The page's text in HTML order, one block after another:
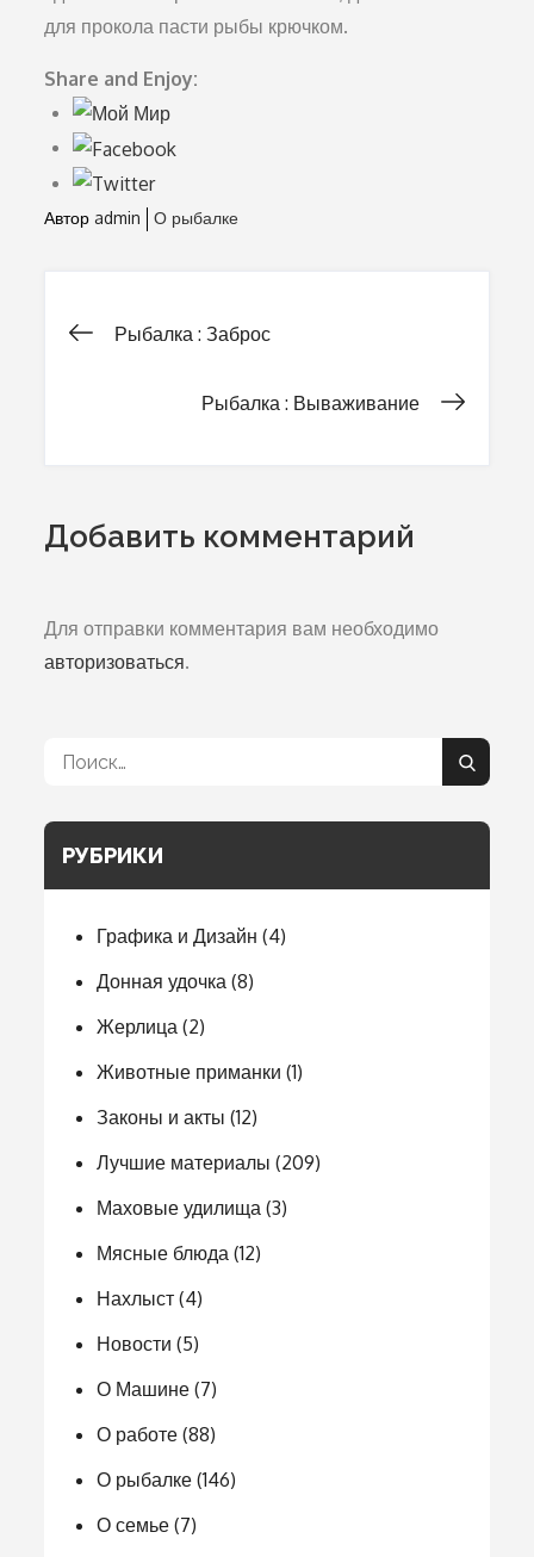
для прокола пасти рыбы крюч­ком.
Share and Enjoy:
Авторadmin О рыбалке
Навигация
Рыбалка : Заброс
Рыбалка : Вываживание
Добавить комментарий
Для отправки комментария вам необходимо
авторизоваться.
Поиск:
Поиск
РУБРИКИ
Графика и Дизайн (4)
Донная удочка (8)
Жерлица (2)
Животные приманки (1)
Законы и акты (12)
Лучшие материалы (209)
Маховые удилища (3)
Мясные блюда (12)
Нахлыст (4)
Новости (5)
О Машине (7)
О работе (88)
О рыбалке (146)
О семье (7)